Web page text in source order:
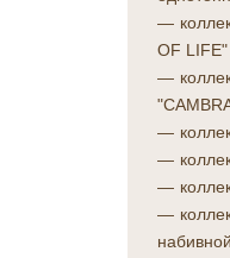
OF LIFE"
набивной